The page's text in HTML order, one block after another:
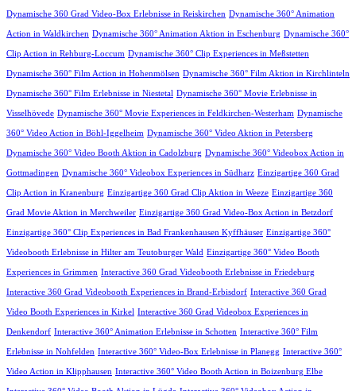
Dynamische 360 Grad Video-Box Erlebnisse in Reiskirchen Dynamische 360° Animation
Action in Waldkirchen Dynamische 360° Animation Aktion in Eschenburg Dynamische 360°
Clip Action in Rehburg-Loccum Dynamische 360° Clip Experiences in Meßstetten
Dynamische 360° Film Action in Hohenmölsen Dynamische 360° Film Aktion in Kirchlinteln
Dynamische 360° Film Erlebnisse in Niestetal Dynamische 360° Movie Erlebnisse in
Visselhövede Dynamische 360° Movie Experiences in Feldkirchen-Westerham Dynamische
360° Video Action in Böhl-Iggelheim Dynamische 360° Video Aktion in Petersberg
Dynamische 360° Video Booth Aktion in Cadolzburg Dynamische 360° Videobox Action in
Gottmadingen Dynamische 360° Videobox Experiences in Südharz Einzigartige 360 Grad
Clip Action in Kranenburg Einzigartige 360 Grad Clip Aktion in Weeze Einzigartige 360
Grad Movie Aktion in Merchweiler Einzigartige 360 Grad Video-Box Action in Betzdorf
Einzigartige 360° Clip Experiences in Bad Frankenhausen Kyffhäuser Einzigartige 360°
Videobooth Erlebnisse in Hilter am Teutoburger Wald Einzigartige 360° Video Booth
Experiences in Grimmen Interactive 360 Grad Videobooth Erlebnisse in Friedeburg
Interactive 360 Grad Videobooth Experiences in Brand-Erbisdorf Interactive 360 Grad
Video Booth Experiences in Kirkel Interactive 360 Grad Videobox Experiences in
Denkendorf Interactive 360° Animation Erlebnisse in Schotten Interactive 360° Film
Erlebnisse in Nohfelden Interactive 360° Video-Box Erlebnisse in Planegg Interactive 360°
Video Action in Klipphausen Interactive 360° Video Booth Action in Boizenburg Elbe